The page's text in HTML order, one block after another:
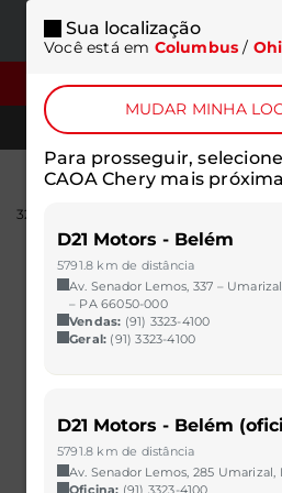
MENU
326
Sua localização
Você está em Columbus /
MUDAR MINHA
Para prosseguir,
CAOA Chery mais
D21 Motors - Belém
5791.8 km de distância
Av. Senador Lemos, 337 –
– PA 66050-000
Vendas: (91) 3323-4100
Geral: (91) 3323-4100
D21 Motors - Belém
5791.8 km de distância
Av. Senador Lemos, 285
Oficina: (91) 3323-4100